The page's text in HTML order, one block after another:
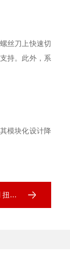
丝刀上快速切
持。此外，系
模块化设计降
仪